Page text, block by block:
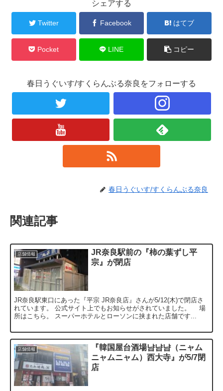
シェアする
Twitter Facebook はてブ
Pocket LINE コピー
春日うぐいす/すくらんぶる奈良をフォローする
春日うぐいす/すくらんぶる奈良
関連記事
店舗情報
JR奈良駅前の『柿の葉ずし平
宗』が閉店
JR奈良駅東口にあった『平宗 JR奈良店』さんが5/12(木)で閉店さ
れています。 公式サイト上でもお知らせがされていました。 場
所はこちら。 スーパーホテルとローソンに挟まれた店舗です...
店舗情報
『韓国屋台酒場냠냠냠（ニャム
ニャムニャム）西大寺』が5/7閉
店